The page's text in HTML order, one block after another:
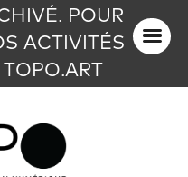
POUR
ACTIVITÉS